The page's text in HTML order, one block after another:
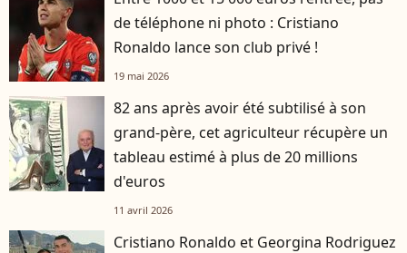
de téléphone ni photo : Cristiano
Ronaldo lance son club privé !
19 mai 2026
82 ans après avoir été subtilisé à son
grand-père, cet agriculteur récupère un
tableau estimé à plus de 20 millions
d'euros
11 avril 2026
Cristiano Ronaldo et Georgina Rodriguez